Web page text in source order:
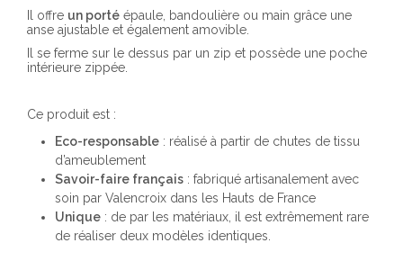
Il offre un porté épaule, bandoulière ou main grâce une
anse ajustable et également amovible.
Il se ferme sur le dessus par un zip et possède une poche
intérieure zippée.
Ce produit est :
Eco-responsable: réalisé à partir de chutes de tissu
d’ameublement
Savoir-faire français: fabriqué artisanalement avec
soin par Valencroix dans les Hauts de France
Unique: de par les matériaux, il est extrêmement rare
de réaliser deux modèles identiques.